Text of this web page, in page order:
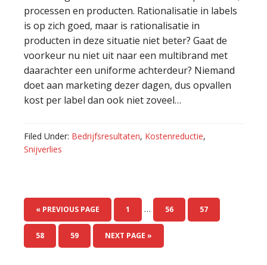
processen en producten. Rationalisatie in labels
is op zich goed, maar is rationalisatie in
producten in deze situatie niet beter? Gaat de
voorkeur nu niet uit naar een multibrand met
daarachter een uniforme achterdeur? Niemand
doet aan marketing dezer dagen, dus opvallen
kost per label dan ook niet zoveel…
Filed Under: Bedrijfsresultaten, Kostenreductie,
Snijverlies
« PREVIOUS PAGE PAGE
1 … PAGE
56 PAGE
57
PAGE
58 PAGE
59 NEXT PAGE »